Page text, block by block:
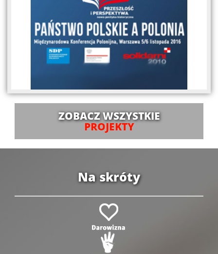
ZOBACZ WSZYSTKIE
PROJEKTY
Na skróty